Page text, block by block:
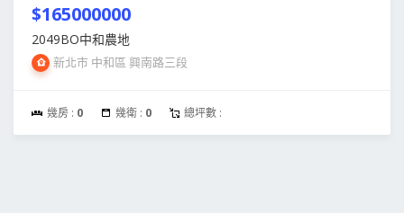
$165000000
2049BO中和農地
新北市 中和區 興南路三段
幾房 : 0 幾衛 : 0 總坪數 :